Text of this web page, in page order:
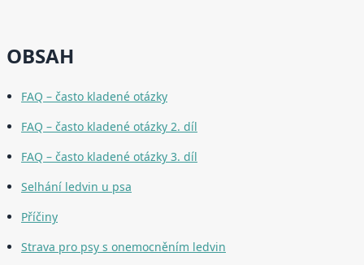
OBSAH
FAQ – často kladené otázky
FAQ – často kladené otázky 2. díl
FAQ – často kladené otázky 3. díl
Selhání ledvin u psa
Příčiny
Strava pro psy s onemocněním ledvin